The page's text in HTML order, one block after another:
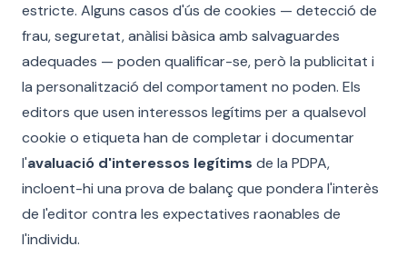
estricte. Alguns casos d'ús de cookies — detecció de
frau, seguretat, anàlisi bàsica amb salvaguardes
adequades — poden qualificar-se, però la publicitat i
la personalització del comportament no poden. Els
editors que usen interessos legítims per a qualsevol
cookie o etiqueta han de completar i documentar
l'avaluació d'interessos legítims de la PDPA,
incloent-hi una prova de balanç que pondera l'interès
de l'editor contra les expectatives raonables de
l'individu.